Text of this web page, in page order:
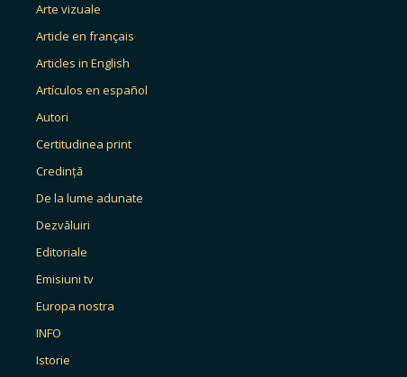
Arte vizuale
Article en français
Articles in English
Artículos en español
Autori
Certitudinea print
Credință
De la lume adunate
Dezvăluiri
Editoriale
Emisiuni tv
Europa nostra
INFO
Istorie